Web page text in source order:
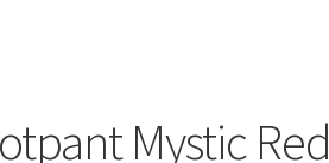
Mystic Red